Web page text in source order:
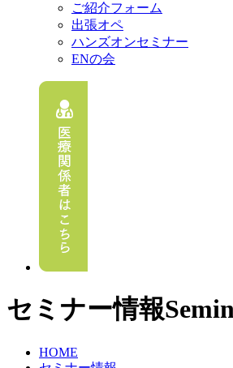
ご紹介フォーム
出張オペ
ハンズオンセミナー
ENの会
セミナー情報
HOME